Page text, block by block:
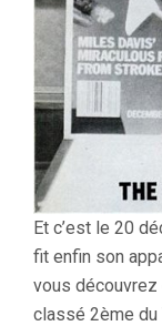
Et c’est le 20
fit enfin son
vous découvrez
classé 2ème du